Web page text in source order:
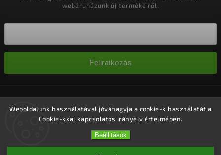
Weboldalunk használatával jóváhagyja a cookie-k használatát a
Cookie-kkal kapcsolatos irányelv értelmében.
Beállítások
webáruházunk új termékeiről.
Feliratkozás
fenntartva.
Süti beállítások szerkesztése
Shoptet| DesignShoptak.cz.